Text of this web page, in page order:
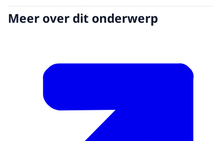
Meer over dit onderwerp